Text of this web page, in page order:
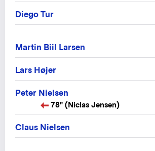
Diego Tur
Martin Biil Larsen
Lars Højer
Peter Nielsen
78" (Niclas Jensen)
Claus Nielsen